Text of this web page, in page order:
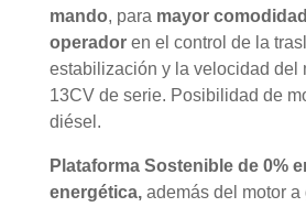
mando, para mayor
operadoren el control de la
estabilización y la velocidad del
13CV de serie. Posibilidad de
diésel.
Plataforma Sostenible de 0%
energética,además del motor a